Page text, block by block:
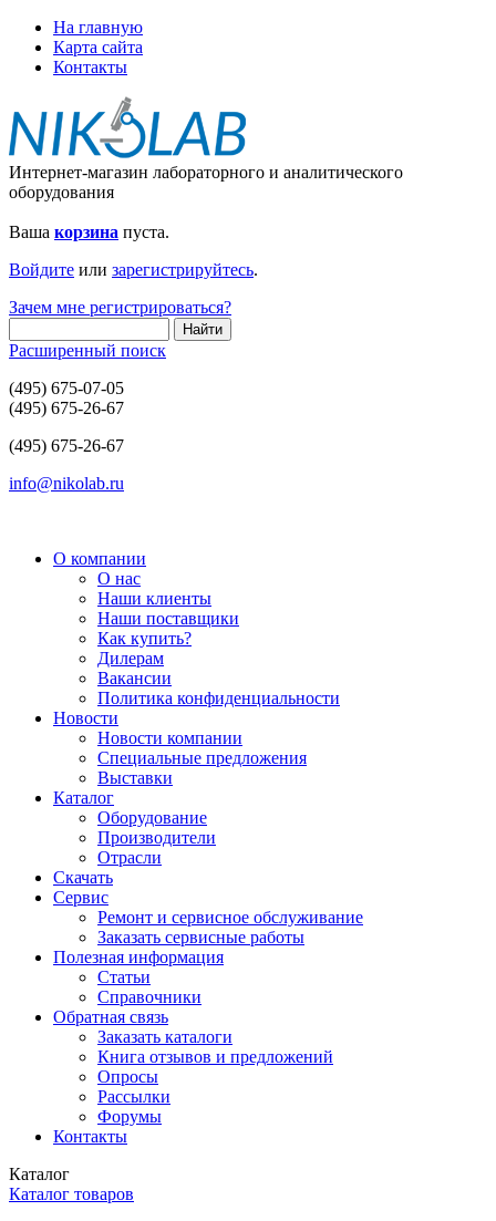
На главную
Карта сайта
Контакты
Интернет-магазин лабораторного и аналитического
оборудования
Ваша корзина пуста.
Войдите или зарегистрируйтесь.
Зачем мне регистрироваться?
Расширенный поиск
(495) 675-07-05
(495) 675-26-67
(495) 675-26-67
info@nikolab.ru
О компании
О нас
Наши клиенты
Наши поставщики
Как купить?
Дилерам
Вакансии
Политика конфиденциальности
Новости
Новости компании
Специальные предложения
Выставки
Каталог
Оборудование
Производители
Отрасли
Скачать
Сервис
Ремонт и сервисное обслуживание
Заказать сервисные работы
Полезная информация
Статьи
Справочники
Обратная связь
Заказать каталоги
Книга отзывов и предложений
Опросы
Рассылки
Форумы
Контакты
Каталог
Каталог товаров